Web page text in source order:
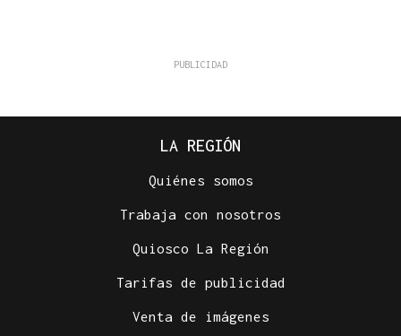
LA REGIÓN
Quiénes somos
Trabaja con nosotros
Quiosco La Región
Tarifas de publicidad
Venta de imágenes